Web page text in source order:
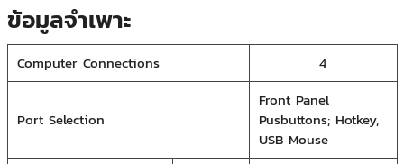
ข้อมูลจำเพาะ
Computer Connections 4
Port Selection
Front Panel
Pusbuttons; Hotkey,
USB Mouse